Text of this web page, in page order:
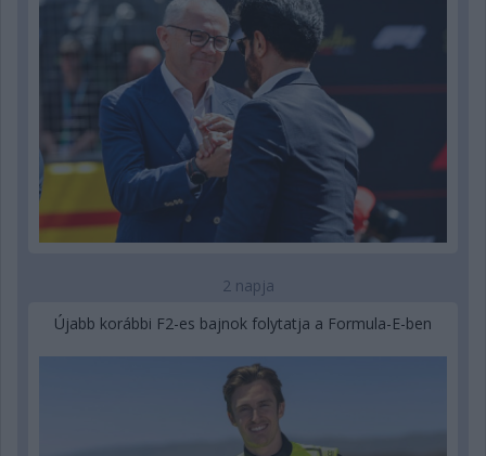
2 napja
Újabb korábbi F2-es bajnok folytatja a Formula-E-ben